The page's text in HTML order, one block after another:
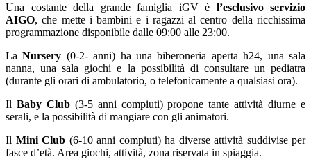
Una costante della grande famiglia iGV è l’esclusivo servizio
AIGO, che mette i bambini e i ragazzi al centro della ricchissima
programmazione disponibile dalle 09:00 alle 23:00.
LaNursery (0-2- anni) ha una biberoneria aperta h24, una sala
nanna, una sala giochi e la possibilità di consultare un pediatra
(durante gli orari di ambulatorio, o telefonicamente a qualsiasi ora).
Il Baby Club(3-5 anni compiuti) propone tante attività diurne e
serali, e la possibilità di mangiare con gli animatori.
Il Mini Club (6-10 anni compiuti) ha diverse attività suddivise per
fasce d’età. Area giochi, attività, zona riservata in spiaggia.